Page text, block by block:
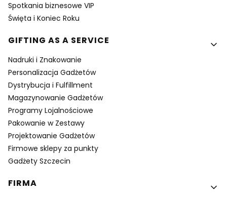
Spotkania biznesowe VIP
Święta i Koniec Roku
GIFTING AS A SERVICE
Nadruki i Znakowanie
Personalizacja Gadżetów
Dystrybucja i Fulfillment
Magazynowanie Gadżetów
Programy Lojalnościowe
Pakowanie w Zestawy
Projektowanie Gadżetów
Firmowe sklepy za punkty
Gadżety Szczecin
FIRMA